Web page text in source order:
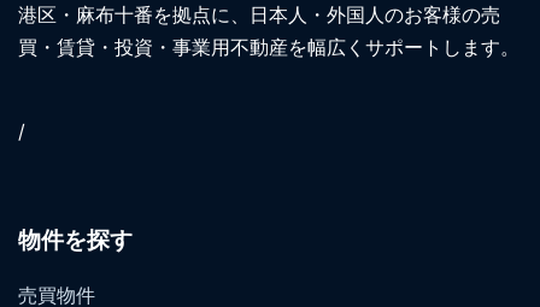
港区・麻布十番を拠点に、日本人・外国人のお客様の売
買・賃貸・投資・事業用不動産を幅広くサポートします。
/
物件を探す
売買物件